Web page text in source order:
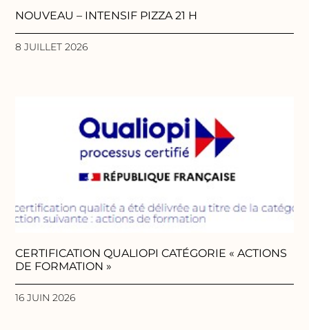
NOUVEAU – INTENSIF PIZZA 21 H
8 JUILLET 2026
CERTIFICATION QUALIOPI CATÉGORIE « ACTIONS
DE FORMATION »
16 JUIN 2026